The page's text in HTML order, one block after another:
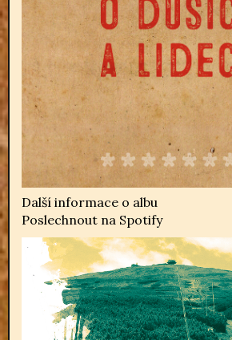
Další informace o albu
Poslechnout na Spotify